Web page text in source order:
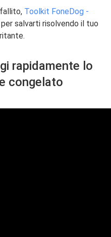
Toolkit FoneDog -
salvarti risolvendo il tuo
rapidamente lo
congelato